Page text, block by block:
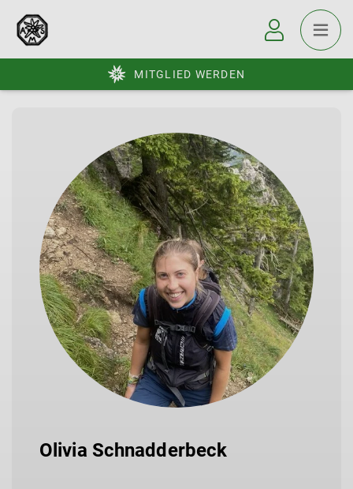
MITGLIED WERDEN
Olivia Schnadderbeck